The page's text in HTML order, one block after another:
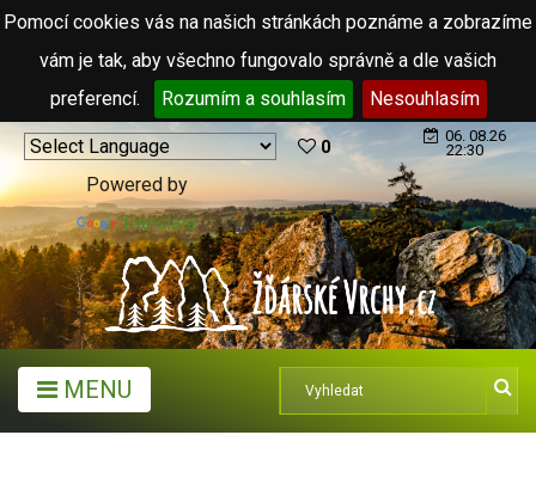
Pomocí cookies vás na našich stránkách poznáme a zobrazíme
vám je tak, aby všechno fungovalo správně a dle vašich
preferencí.
Rozumím a souhlasím Nesouhlasím
Powered by
Translate
0
06. 08.26
22:30
MENU